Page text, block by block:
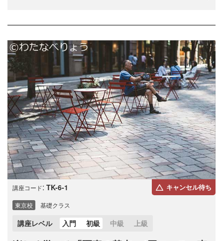
講座コード: TK-6-1 キャンセル待ち
東京校 基礎クラス
講座レベル 入門 初級 中級 上級